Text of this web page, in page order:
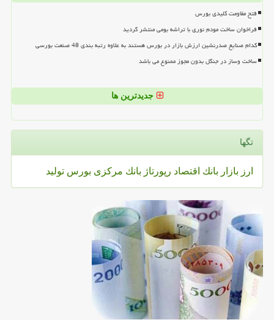
فتح مقاومت کلیدی بورس
فراخوان ساخت مودم نوری با تراشه بومی منتشر گردید
کدام صنایع صدرنشین ارزش بازار در بورس هستند به علاوه رتبه بندی 48 صنعت بورسی
ساخت وساز در جنگل بدون مجوز ممنوع می باشد
جدیدترین ها
تگها
ارز بازار بانك اقتصاد رپورتاژ بانك مركزی بورس تولید